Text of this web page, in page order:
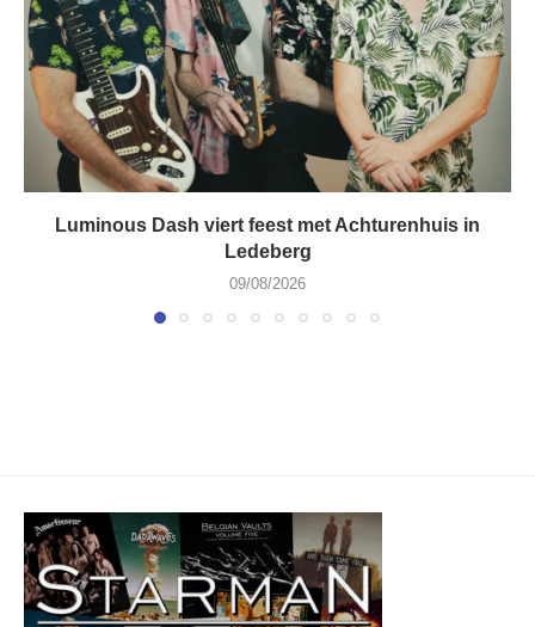
Luminous Dash viert feest met Achturenhuis in
Ledeberg
09/08/2026